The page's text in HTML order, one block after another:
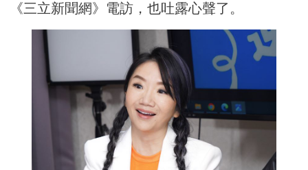
《三立新聞網》電訪，也吐露心聲了。